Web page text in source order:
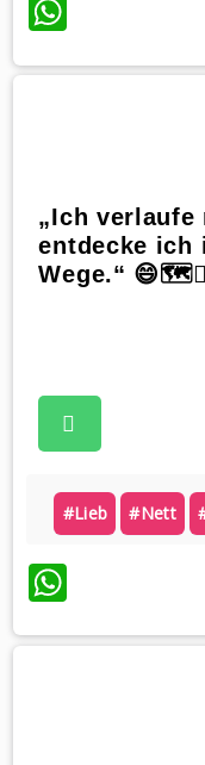
„Ich verlaufe
entdecke ich
Wege.“
#lieb #nett